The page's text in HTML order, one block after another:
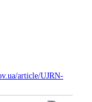
article/UJRN-